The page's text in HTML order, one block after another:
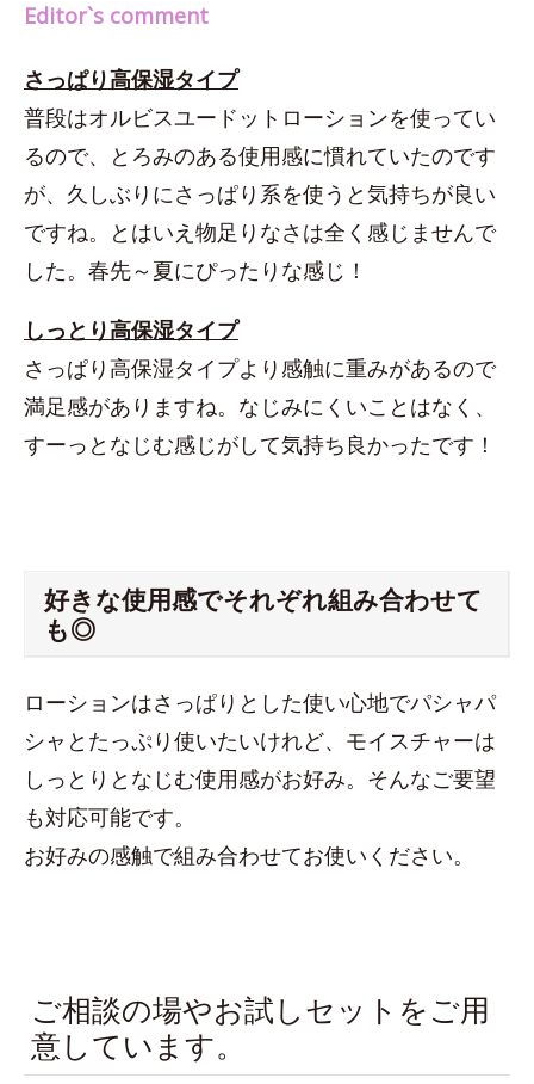
Editor`s comment
さっぱり高保湿タイプ
普段はオルビスユードットローションを使ってい
るので、とろみのある使用感に慣れていたのです
が、久しぶりにさっぱり系を使うと気持ちが良い
ですね。とはいえ物足りなさは全く感じませんで
した。春先～夏にぴったりな感じ！
しっとり高保湿タイプ
さっぱり高保湿タイプより感触に重みがあるので
満足感がありますね。なじみにくいことはなく、
すーっとなじむ感じがして気持ち良かったです！
好きな使用感でそれぞれ組み合わせて
も◎
ローションはさっぱりとした使い心地でパシャパ
シャとたっぷり使いたいけれど、モイスチャーは
しっとりとなじむ使用感がお好み。そんなご要望
も対応可能です。
お好みの感触で組み合わせてお使いください。
ご相談の場やお試しセットをご用
意しています。